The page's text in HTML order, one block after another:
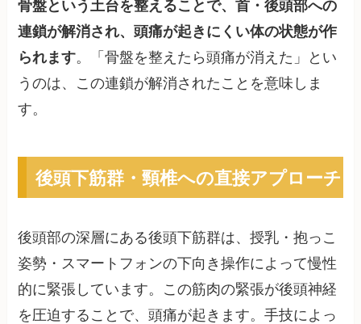
骨盤という土台を整えることで、首・後頭部への
連鎖が解消され、頭痛が起きにくい体の状態が作
られます。「骨盤を整えたら頭痛が消えた」とい
うのは、この連鎖が解消されたことを意味しま
す。
後頭下筋群・頸椎への直接アプローチ
後頭部の深層にある後頭下筋群は、授乳・抱っこ
姿勢・スマートフォンの下向き操作によって慢性
的に緊張しています。この筋肉の緊張が後頭神経
を圧迫することで、頭痛が起きます。手技によっ